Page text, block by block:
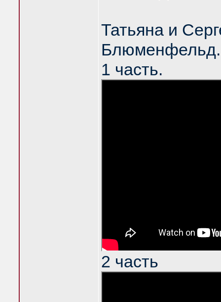
Татьяна и
Блюменфельд.
1 часть.
2 часть